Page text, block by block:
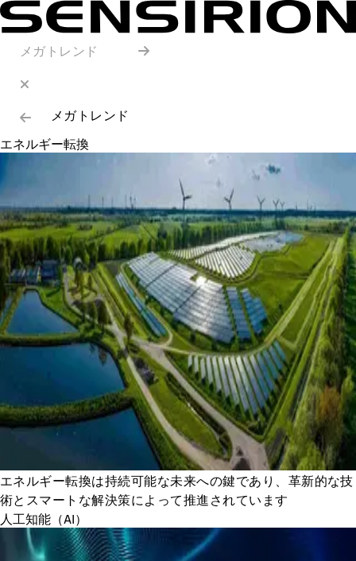
メガトレンド
メガトレンド
エネルギー転換
エネルギー転換は持続可能な未来への鍵であり、革新的な技
術とスマートな解決策によって推進されています
人工知能（AI）